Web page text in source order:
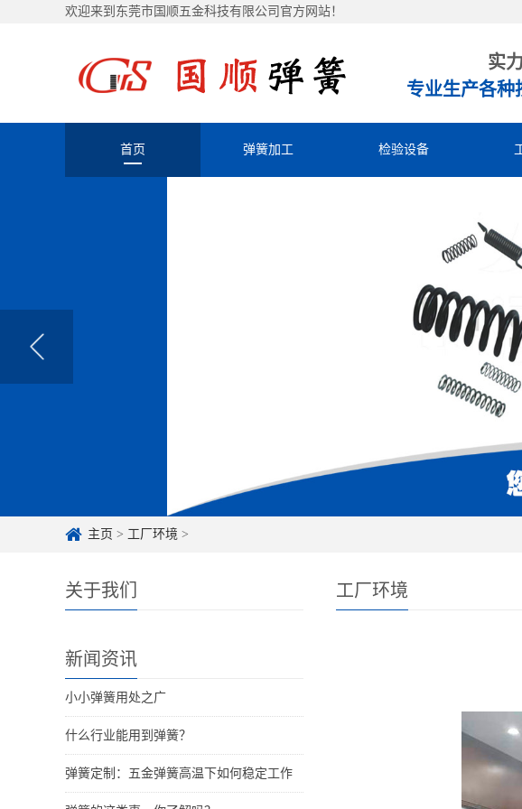
欢迎来到东莞市国顺五金科技有限公司官方网站！
实
专业生产各种
首页 弹簧加工 检验设备
主页 > 工厂环境 >
关于我们
新闻资讯
小小弹簧用处之广
什么行业能用到弹簧？
弹簧定制：五金弹簧高温下如何稳定工作
工厂环境